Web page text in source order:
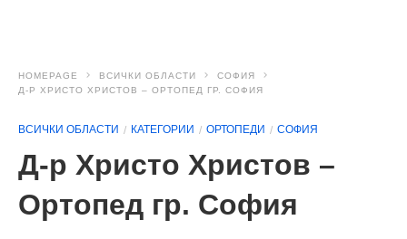
HOMEPAGE ВСИЧКИ ОБЛАСТИ
СОФИЯ
Д-Р ХРИСТО ХРИСТОВ – ОРТОПЕД ГР. СОФИЯ
ВСИЧКИ ОБЛАСТИ КАТЕГОРИИ ОРТОПЕДИ СОФИЯ
Д-р Христо Христов –
Ортопед гр. София